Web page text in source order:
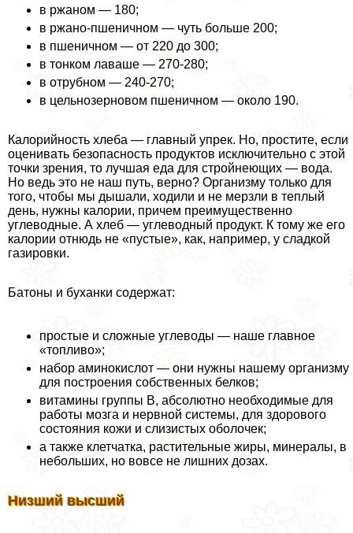
в ржаном — 180;
в ржано-пшеничном — чуть больше 200;
в пшеничном — от 220 до 300;
в тонком лаваше — 270-280;
в отрубном — 240-270;
в цельнозерновом пшеничном — около 190.
Калорийность хлеба — главный упрек. Но, простите, если
оценивать безопасность продуктов исключительно с этой
точки зрения, то лучшая еда для стройнеющих — вода.
Но ведь это не наш путь, верно? Организму только для
того, чтобы мы дышали, ходили и не мерзли в теплый
день, нужны калории, причем преимущественно
углеводные. А хлеб — углеводный продукт. К тому же его
калории отнюдь не «пустые», как, например, у сладкой
газировки.
Батоны и буханки содержат:
простые и сложные углеводы — наше главное
«топливо»;
набор аминокислот — они нужны нашему организму
для построения собственных белков;
витамины группы В, абсолютно необходимые для
работы мозга и нервной системы, для здорового
состояния кожи и слизистых оболочек;
а также клетчатка, растительные жиры, минералы, в
небольших, но вовсе не лишних дозах.
Низший высший